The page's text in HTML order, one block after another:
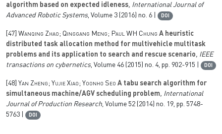
algorithm based on expected idleness, International Journal of
Advanced Robotic Systems, Volume 3 (2016) no. 6 | DOI
[47] Wanqing Zhao; Qinggang Meng; Paul WH Chung A heuristic
distributed task allocation method for multivehicle multitask
problems and its application to search and rescue scenario, IEEE
transactions on cybernetics, Volume 46 (2015) no. 4, pp. 902-915 | DOI
[48] Yan Zheng; Yujie Xiao; Yoonho Seo A tabu search algorithm for
simultaneous machine/AGV scheduling problem, International
Journal of Production Research, Volume 52 (2014) no. 19, pp. 5748-
5763 |
DOI